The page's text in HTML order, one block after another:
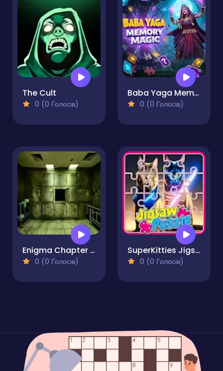
The Cult
0 (0 Голосів)
Baba Yaga Memory Magic
0 (0 Голосів)
Enigma Chapter 1 - Morgue Escape
0 (0 Голосів)
SuperKitties Jigsaw Image Challenge
0 (0 Голосів)